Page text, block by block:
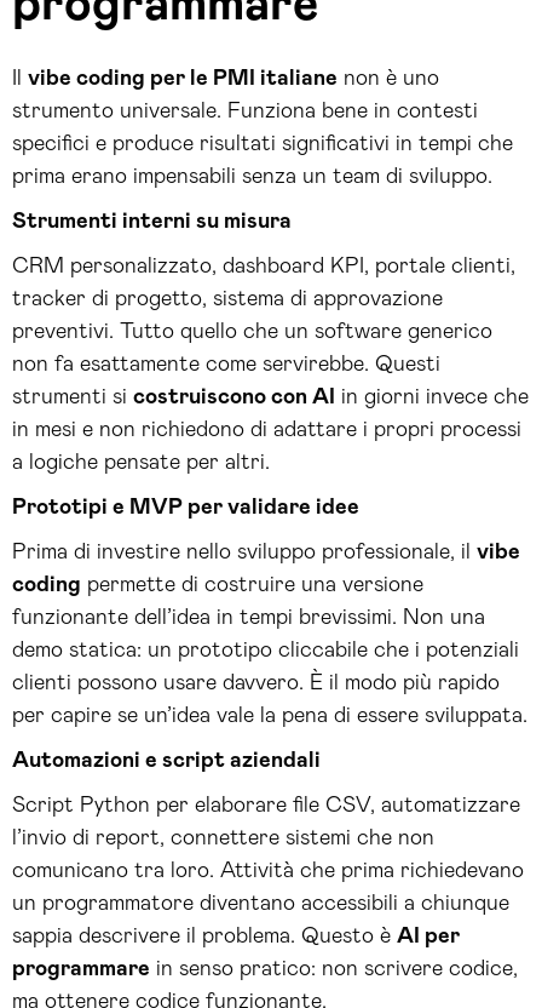
vibe coding per le PMI italiane non è uno
strumento universale. Funziona bene in contesti
specifici e produce risultati significativi in tempi che
prima erano impensabili senza un team di sviluppo.
Strumenti interni su misura
CRM personalizzato, dashboard KPI, portale clienti,
tracker di progetto, sistema di approvazione
preventivi. Tutto quello che un software generico
non fa esattamente come servirebbe. Questi
strumenti si costruiscono con AI
in giorni invece che
in mesi e non richiedono di adattare i propri processi
a logiche pensate per altri.
Prototipi e MVP per validare idee
Prima di investire nello sviluppo professionale, il vibe
coding permette di costruire una versione
funzionante dell’idea in tempi brevissimi. Non una
demo statica: un prototipo cliccabile che i potenziali
clienti possono usare davvero. È il modo più rapido
per capire se un’idea vale la pena di essere sviluppata.
Automazioni e script aziendali
Script Python per elaborare file CSV, automatizzare
l’invio di report, connettere sistemi che non
comunicano tra loro. Attività che prima richiedevano
un programmatore diventano accessibili a chiunque
sappia descrivere il problema. Questo è AI per
programmare in senso pratico: non scrivere codice,
ma ottenere codice funzionante.